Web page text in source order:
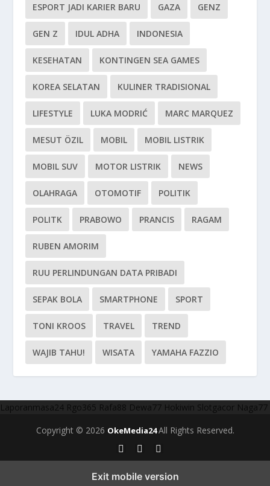
ESPORT JADI KARIER BARU GAZA GENZ
GEN Z IDUL ADHA INDONESIA
KESEHATAN KONTINGEN SEA GAMES
KOREA SELATAN KULINER TRADISIONAL
LIFESTYLE LUKA MODRIĆ MARC MARQUEZ
MESUT ÖZIL MOBIL MOBIL LISTRIK
MOBIL SUV MOTOR LISTRIK NEWS
OLAHRAGA OTOMOTIF POLITIK
POLITK PRABOWO PRANCIS RAGAM
RUBEN AMORIM
RUU PERLINDUNGAN DATA PRIBADI
SEPAK BOLA SMARTPHONE SPORT
TONI KROOS TRAVEL TREND
WAJIB TAHU! WISATA YAMAHA FAZZIO
Laporanmasa24 Rgo365 Rafa88 Dewa77 Hokiwin Slotgacor Naga77
Copyright © 2026 OkeMedia24All Rights Reserved.
Exit mobile version